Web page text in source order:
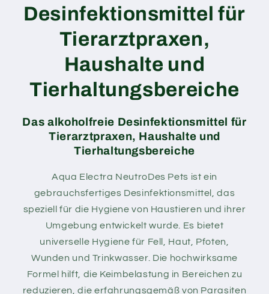
Desinfektionsmittel für
Tierarztpraxen,
Haushalte und
Tierhaltungsbereiche
Das alkoholfreie Desinfektionsmittel für
Tierarztpraxen, Haushalte und
Tierhaltungsbereiche
Aqua Electra NeutroDes Pets ist ein
gebrauchsfertiges Desinfektionsmittel, das
speziell für die Hygiene von Haustieren und ihrer
Umgebung entwickelt wurde. Es bietet
universelle Hygiene für Fell, Haut, Pfoten,
Wunden und Trinkwasser. Die hochwirksame
Formel hilft, die Keimbelastung in Bereichen zu
reduzieren, die erfahrungsgemäß von Parasiten